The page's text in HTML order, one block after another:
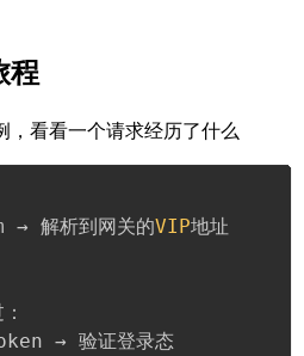
程
，看看一个请求经历了什么
→ 解析到网关的VIP地址
→ 验证登录态